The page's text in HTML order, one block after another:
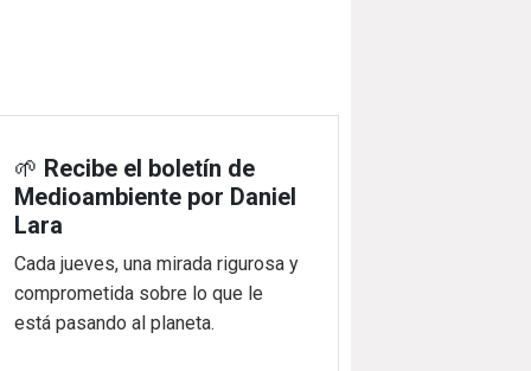
🌱 Recibe el boletín de
Medioambiente por Daniel
Lara
Cada jueves, una mirada rigurosa y
comprometida sobre lo que le
está pasando al planeta.